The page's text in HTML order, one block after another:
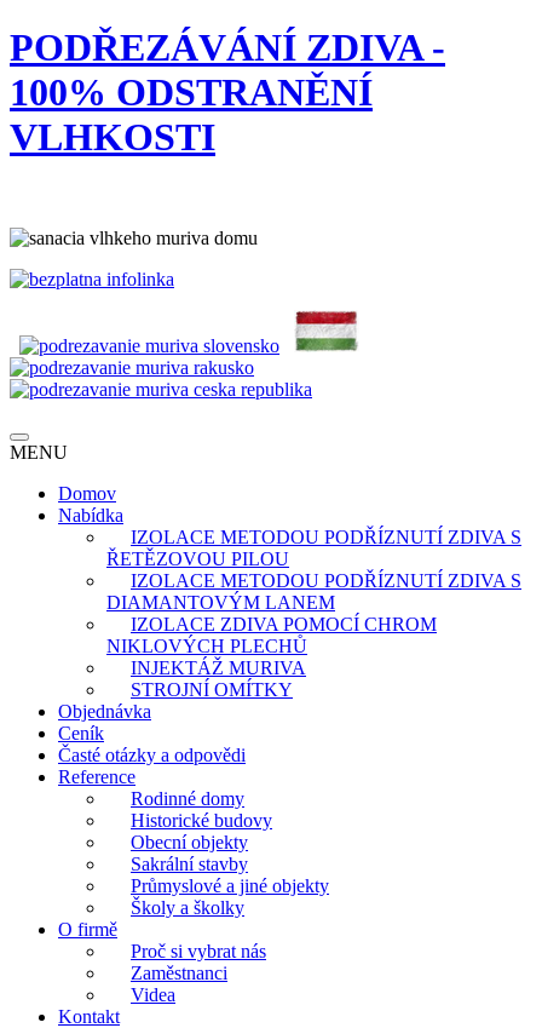
PODŘEZÁVÁNÍ ZDIVA -
100% ODSTRANĚNÍ
VLHKOSTI
MENU
Domov
Nabídka
IZOLACE METODOU PODŘÍZNUTÍ ZDIVA S
ŘETĚZOVOU PILOU
IZOLACE METODOU PODŘÍZNUTÍ ZDIVA S
DIAMANTOVÝM LANEM
IZOLACE ZDIVA POMOCÍ CHROM
NIKLOVÝCH PLECHŮ
INJEKTÁŽ MURIVA
STROJNÍ OMÍTKY
Objednávka
Ceník
Časté otázky a odpovědi
Reference
Rodinné domy
Historické budovy
Obecní objekty
Sakrální stavby
Průmyslové a jiné objekty
Školy a školky
O firmě
Proč si vybrat nás
Zaměstnanci
Videa
Kontakt